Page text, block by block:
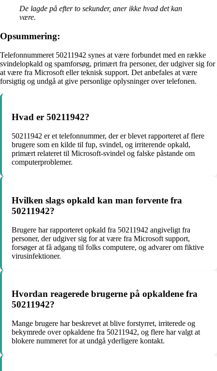
De lagde på efter to sekunder, aner ikke hvad det kan
være.
Opsummering:
Telefonnummeret 50211942 synes at være forbundet med en række
svindelopkald og spamforsøg, primært fra personer, der udgiver sig for
at være fra Microsoft eller teknisk support. Det anbefales at være
forsigtig og undgå at give personlige oplysninger over telefonen.
Hvad er 50211942?
50211942 er et telefonnummer, der er blevet rapporteret af flere
brugere som en kilde til fup, svindel, og irriterende opkald,
primært relateret til Microsoft-svindel og falske påstande om
computerproblemer.
Hvilken slags opkald kan man forvente fra
50211942?
Brugere har rapporteret opkald fra 50211942 angiveligt fra
personer, der udgiver sig for at være fra Microsoft support,
forsøger at få adgang til folks computere, og advarer om fiktive
virusinfektioner.
Hvordan reagerede brugerne på opkaldene fra
50211942?
Mange brugere har beskrevet at blive forstyrret, irriterede og
bekymrede over opkaldene fra 50211942, og flere har valgt at
blokere nummeret for at undgå yderligere kontakt.